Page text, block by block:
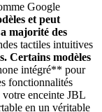
Google
et peut
majorité des
tactiles intuitives
Certains modèles
intégré** pour
fonctionnalités
votre enceinte JBL
en un véritable